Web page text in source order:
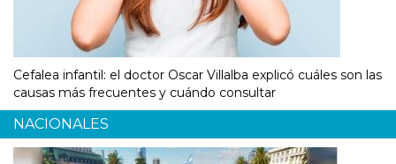
Cefalea infantil: el doctor Oscar Villalba explicó cuáles son las
causas más frecuentes y cuándo consultar
NACIONALES